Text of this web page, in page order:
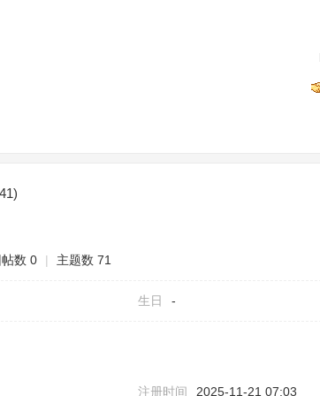
帖数 0 | 主题数 71
生日 -
注册时间 2025-11-21 07:03